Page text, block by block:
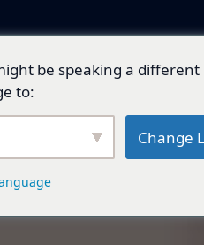
ューショ
技術開
be speaking a
to:
Change